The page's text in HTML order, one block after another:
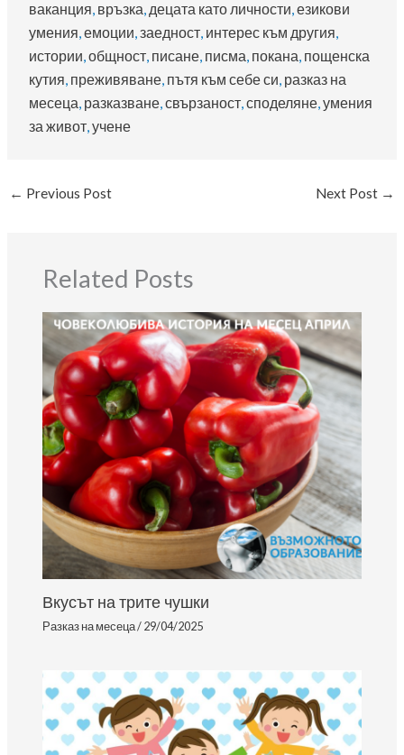
ваканция, връзка, децата като личности, езикови
умения, емоции, заедност, интерес към другия
истории, общност, писане, писма, покана, пощенска
кутия, преживяване, пътя към себе си, разказ на
месеца, разказване, свързаност, споделяне, умения
за живот, учене
← Previous Post Next Post →
Related Posts
Вкусът на трите чушки
Разказ на месеца/29/04/2025